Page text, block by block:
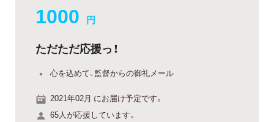
1000 円
ただただ応援っ！
心を込めて、監督からの御礼メール
2021年02月 にお届け予定です。
65人が応援しています。